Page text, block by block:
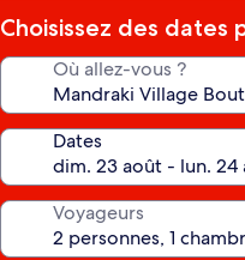
Choisissez des dates
Où allez-vous ?
Dates
Voyageurs